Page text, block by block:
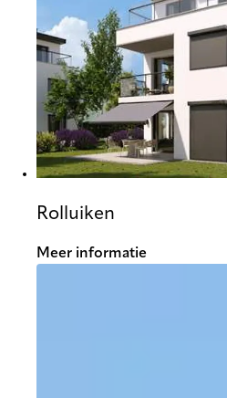
Rolluiken
Meer informatie